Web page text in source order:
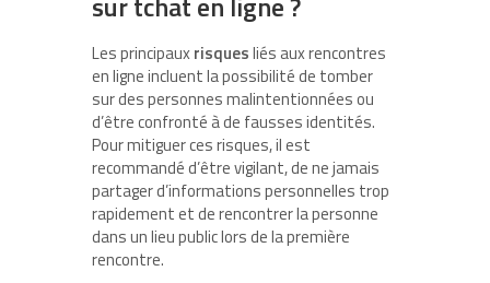
Les principauxrisquesliés aux rencontres
en ligne incluent la possibilité de tomber
sur des personnes malintentionnées ou
d’être confronté à de fausses identités.
Pour mitiguer ces risques, il est
recommandé d’être vigilant, de ne jamais
partager d’informations personnelles trop
rapidement et de rencontrer la personne
dans un lieu public lors de la première
rencontre.